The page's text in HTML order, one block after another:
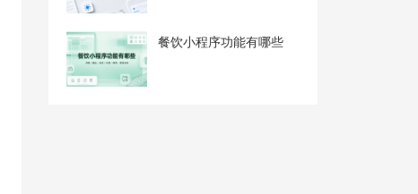
餐饮小程序功能有哪些